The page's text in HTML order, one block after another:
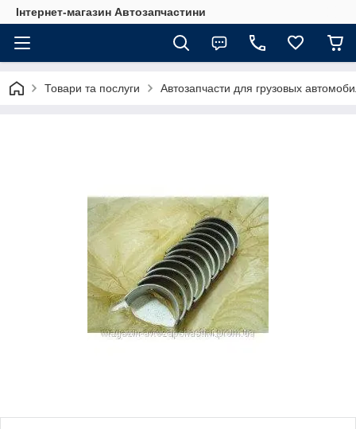
Інтернет-магазин Автозапчастини
Товари та послуги Автозапчасти для грузовых